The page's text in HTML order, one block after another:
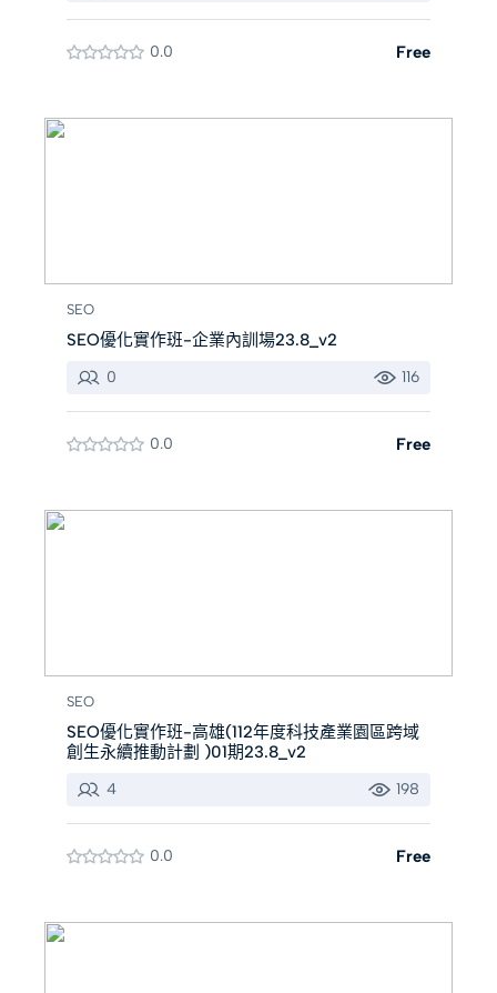
0.0 Free
SEO
SEO優化實作班-企業內訓場23.8_v2
0 116
0.0 Free
SEO
SEO優化實作班-高雄(112年度科技產業園區跨域
創生永續推動計劃 )01期23.8_v2
4 198
0.0 Free